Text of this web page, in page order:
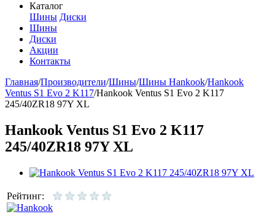
Каталог
Шины Диски
Шины
Диски
Акции
Контакты
Главная/Производители/Шины/Шины Hankook/Hankook
Ventus S1 Evo 2 K117/Hankook Ventus S1 Evo 2 K117
245/40ZR18 97Y XL
Hankook Ventus S1 Evo 2 K117
245/40ZR18 97Y XL
Рейтинг: